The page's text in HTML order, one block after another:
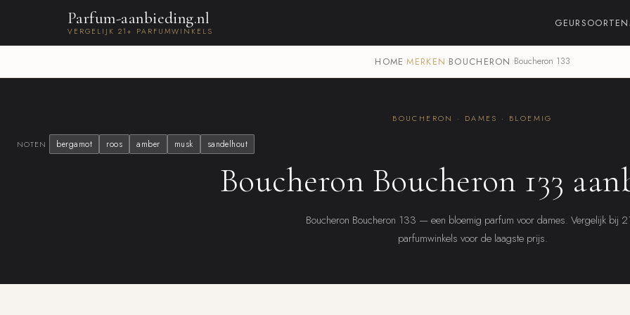
Parfum-aanbieding.nl
VERGELIJK 21+ PARFUMWINKELS
GEURSOORTEN
HOME›MERKEN›BOUCHERON ›Boucheron 133
BOUCHERON · DAMES · BLOEMIG
NOTEN bergamot roos amber musk sandelhout
Boucheron Boucheron 133
Boucheron Boucheron 133 — een bloemig parfum voor dames. Vergelijk bij
parfumwinkels voor de laagste prijs.